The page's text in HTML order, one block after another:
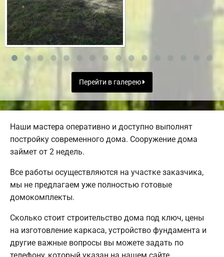
Перейти в галерею
Наши мастера оперативно и доступно выполнят
постройку современного дома. Сооружение дома
займет от 2 недель.
Все работы осуществляются на участке заказчика,
мы не предлагаем уже полностью готовые
домокомплекты.
Сколько стоит строительство дома под ключ, цены
на изготовление каркаса, устройство фундамента и
другие важные вопросы вы можете задать по